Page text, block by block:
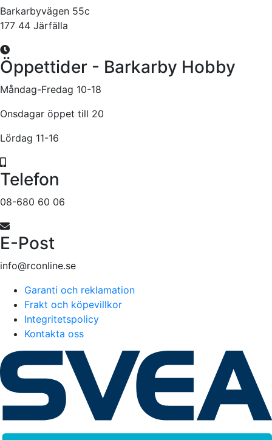
Barkarbyvägen 55c
177 44 Järfälla
Öppettider - Barkarby Hobby
Måndag-Fredag 10-18
Onsdagar öppet till 20
Lördag 11-16
Telefon
08-680 60 06
E-Post
info@rconline.se
Garanti och reklamation
Frakt och köpevillkor
Integritetspolicy
Kontakta oss